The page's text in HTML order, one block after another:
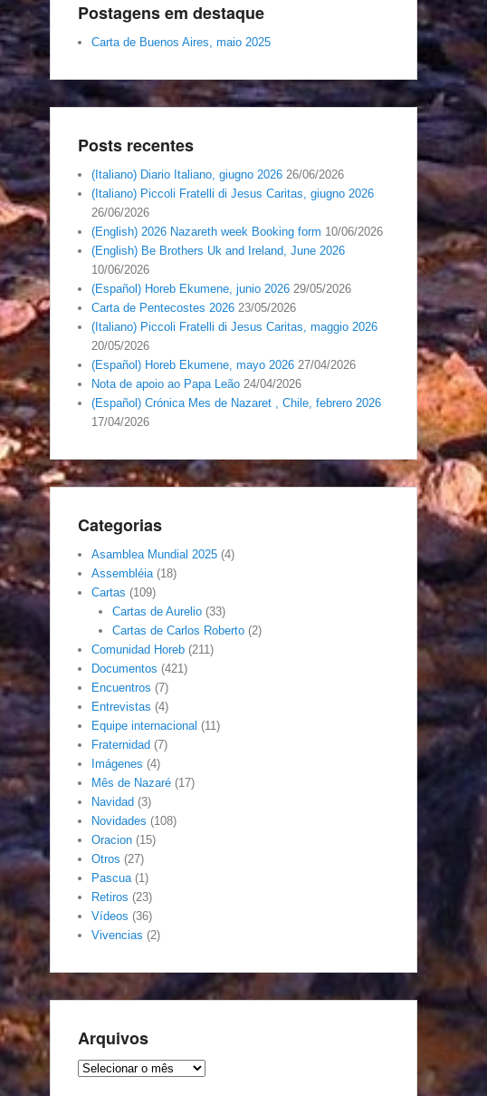
Postagens em destaque
Carta de Buenos Aires, maio 2025
Posts recentes
(Italiano) Diario Italiano, giugno 2026 26/06/2026
(Italiano) Piccoli Fratelli di Jesus Caritas, giugno 2026
26/06/2026
(English) 2026 Nazareth week Booking form 10/06/2026
(English) Be Brothers Uk and Ireland, June 2026
10/06/2026
(Español) Horeb Ekumene, junio 2026 29/05/2026
Carta de Pentecostes 2026 23/05/2026
(Italiano) Piccoli Fratelli di Jesus Caritas, maggio 2026
20/05/2026
(Español) Horeb Ekumene, mayo 2026 27/04/2026
Nota de apoio ao Papa Leão 24/04/2026
(Español) Crónica Mes de Nazaret , Chile, febrero 2026
17/04/2026
Categorias
Asamblea Mundial 2025 (4)
Assembléia(18)
Cartas (109)
Cartas de Aurelio(33)
Cartas de Carlos Roberto(2)
Comunidad Horeb (211)
Documentos (421)
Encuentros (7)
Entrevistas (4)
Equipe internacional (11)
Fraternidad (7)
Imágenes (4)
Mês de Nazaré (17)
Navidad (3)
Novidades (108)
Oracion (15)
Otros (27)
Pascua(1)
Retiros (23)
Vídeos (36)
Vivencias (2)
Arquivos
Arquivos